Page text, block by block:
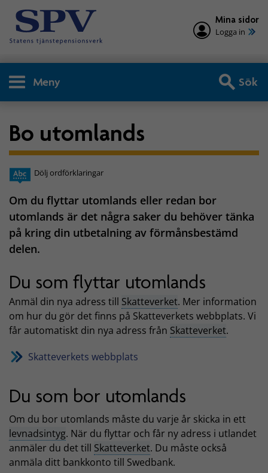
Mina sidor
Logga in
Meny Sök
Bo utomlands
Dölj ordförklaringar
Om du flyttar utomlands eller redan bor
utomlands är det några saker du behöver tänka
på kring din utbetalning av förmånsbestämd
delen.
Du som flyttar utomlands
Anmäl din nya adress till Skatteverket. Mer information
om hur du gör det finns på Skatteverkets webbplats. Vi
får automatiskt din nya adress från Skatteverket.
Skatteverkets webbplats
Du som bor utomlands
Om du bor utomlands måste du varje år skicka in ett
levnadsintyg. När du flyttar och får ny adress i utlandet
anmäler du det till Skatteverket. Du måste också
anmäla ditt bankkonto till Swedbank.